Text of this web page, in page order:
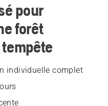
pour
forêt
individuelle complet